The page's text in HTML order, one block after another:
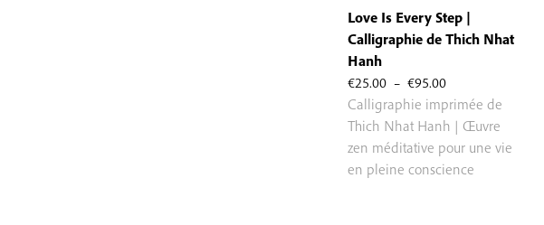
€25.00 – €95.00Plage
de
prix :
€25.00
à
Love Is Every Step |
Calligraphie de Thich Nhat
Hanh
Calligraphie imprimée de
Thich Nhat Hanh | Œuvre
zen méditative pour une vie
en pleine conscience